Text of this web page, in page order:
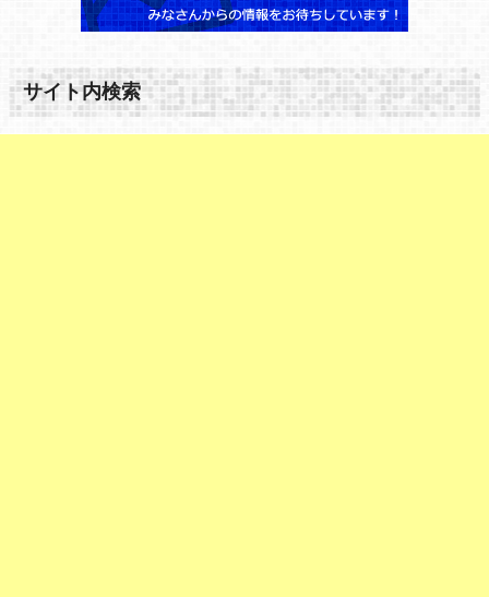
サイト内検索